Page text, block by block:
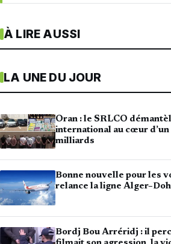
À LIRE AUSSI
LA UNE DU JOUR
Oran : le SRLCO
international au cœur
milliards
Bonne nouvelle pour les
relance la ligne
Bordj Bou Arréridj : il